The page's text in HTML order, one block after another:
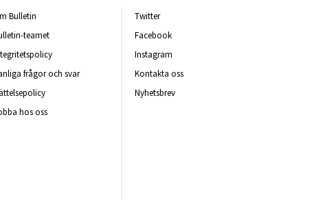
Bulletin
teamet
frågor och svar
hos oss
Twitter
Facebook
Instagram
Kontakta oss
Nyhetsbrev